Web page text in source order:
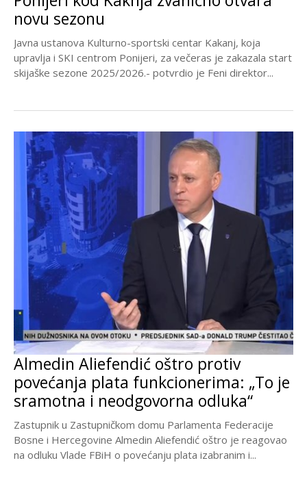
novu sezonu
Javna ustanova Kulturno-sportski centar Kakanj, koja
upravlja i SKI centrom Ponijeri, za večeras je zakazala start
skijaške sezone 2025/2026.- potvrdio je Feni direktor...
Almedin Aliefendić oštro protiv
povećanja plata funkcionerima: „To je
sramotna i neodgovorna odluka“
Zastupnik u Zastupničkom domu Parlamenta Federacije
Bosne i Hercegovine Almedin Aliefendić oštro je reagovao
na odluku Vlade FBiH o povećanju plata izabranim i...